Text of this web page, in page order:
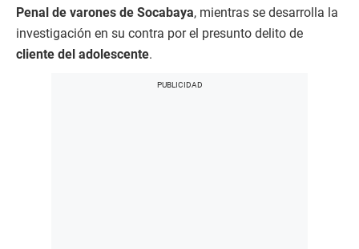
Penal de varones de Socabaya, mientras se desarrolla la
investigación en su contra por el presunto delito de
cliente del adolescente.